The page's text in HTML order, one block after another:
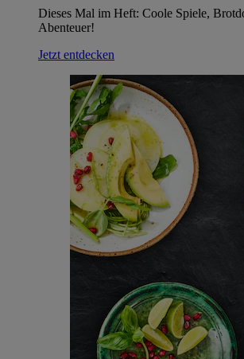
Dieses Mal im Heft: Coole Spiele,
Abenteuer!
Jetzt entdecken